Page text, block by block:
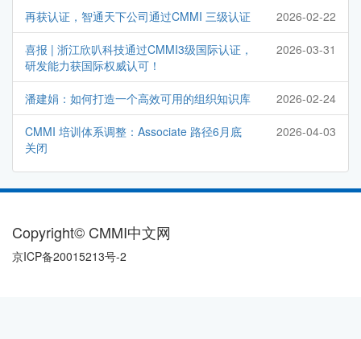
再获认证，智通天下公司通过CMMI 三级认证 2026-02-22
喜报 | 浙江欣叭科技通过CMMI3级国际认证，
研发能力获国际权威认可！
2026-03-31
潘建娟：如何打造一个高效可用的组织知识库 2026-02-24
CMMI 培训体系调整：Associate 路径6月底
关闭
2026-04-03
Copyright© CMMI中文网
京ICP备20015213号-2